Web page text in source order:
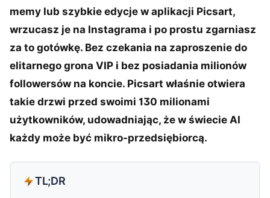
memy lub szybkie edycje w aplikacji Picsart,
wrzucasz je na Instagrama i po prostu zgarniasz
za to gotówkę. Bez czekania na zaproszenie do
elitarnego grona VIP i bez posiadania milionów
followersów na koncie. Picsart właśnie otwiera
takie drzwi przed swoimi 130 milionami
użytkowników, udowadniając, że w świecie AI
każdy może być mikro-przedsiębiorcą.
TL;DR